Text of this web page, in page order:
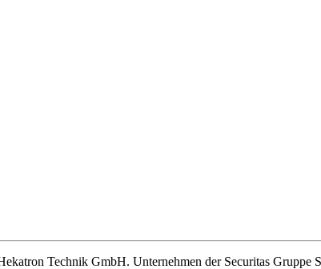
Technik GmbH. Unternehmen der Securitas Gruppe